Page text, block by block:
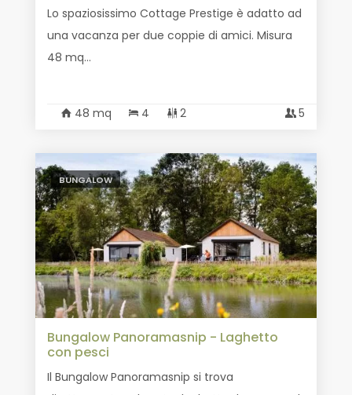
Lo spaziosissimo Cottage Prestige è adatto ad
una vacanza per due coppie di amici. Misura
48 mq...
48 mq 4 2 5
BUNGALOW
Bungalow Panoramasnip - Laghetto
con pesci
Il Bungalow Panoramasnip si trova